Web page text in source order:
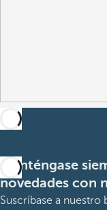
Manténgase
novedades con
Suscríbase a nuestro